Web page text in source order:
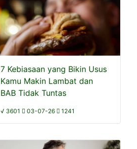
7 Kebiasaan yang Bikin Usus
Kamu Makin Lambat dan
BAB Tidak Tuntas
√ 3601 03-07-26 1241